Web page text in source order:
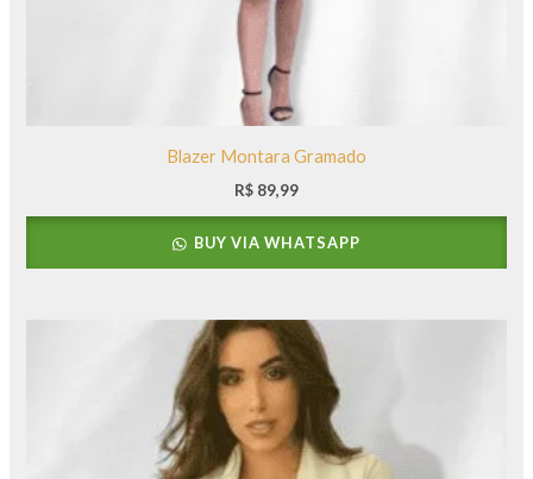
Blazer Montara Gramado
R$ 89,99
BUY VIA WHATSAPP